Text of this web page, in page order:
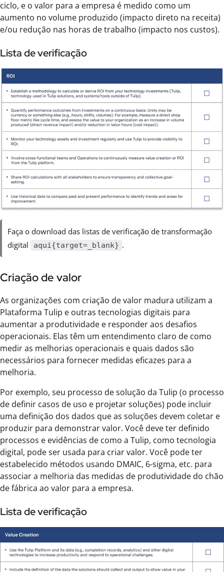
ciclo, e o valor para a empresa é medido como um
aumento no volume produzido (impacto direto na receita)
e/ou redução nas horas de trabalho (impacto nos custos).
Lista de verificação
Faça o download das listas de verificação de transformação
digital
aqui{target=_blank} .
Criação de valor
As organizações com criação de valor madura utilizam a
Plataforma Tulip e outras tecnologias digitais para
aumentar a produtividade e responder aos desafios
operacionais. Elas têm um entendimento claro de como
medir as melhorias operacionais e quais dados são
necessários para fornecer medidas eficazes para a
melhoria.
Por exemplo, seu processo de solução da Tulip (o processo
de definir casos de uso e projetar soluções) pode incluir
uma definição dos dados que as soluções devem coletar e
produzir para demonstrar valor. Você deve ter definido
processos e evidências de como a Tulip, como tecnologia
digital, pode ser usada para criar valor. Você pode ter
estabelecido métodos usando DMAIC, 6-sigma, etc. para
associar a melhoria das medidas de produtividade do chão
de fábrica ao valor para a empresa.
Lista de verificação